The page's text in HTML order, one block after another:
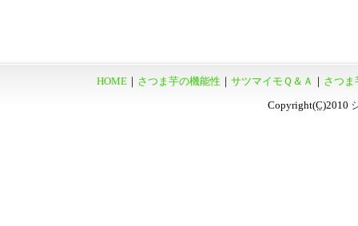
HOME｜ さつま芋の機能性 サツマイモＱ＆Ａ さつま
Copyright(C)2010